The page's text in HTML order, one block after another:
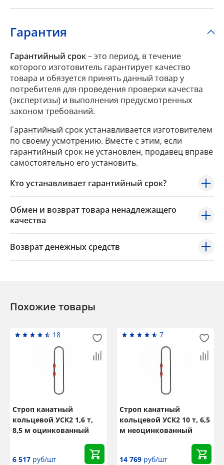
Гарантия
Гарантийный срок– это период, в течение
которого изготовитель гарантирует качество
товара и обязуется принять данный товар у
потребителя для проведения проверки качества
(экспертизы) и выполнения предусмотренных
законом требований.
Гарантийный срок устанавливается изготовителем
по своему усмотрению. Вместе с этим, если
гарантийный срок не установлен, продавец вправе
самостоятельно его установить.
Кто устанавливает гарантийный срок?
Обмен и возврат товара ненадлежащего
качества
Возврат денежных средств
Похожие товары
18
Строп канатный
кольцевой УСК2 1,6 т,
8,5 м оцинкованный
6 517 руб/шт
7
Строп канатный
кольцевой УСК2 10 т, 6,5
м неоцинкованный
14 769 руб/шт